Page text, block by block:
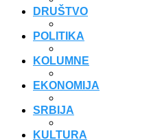
DRUŠTVO
POLITIKA
KOLUMNE
EKONOMIJA
SRBIJA
KULTURA